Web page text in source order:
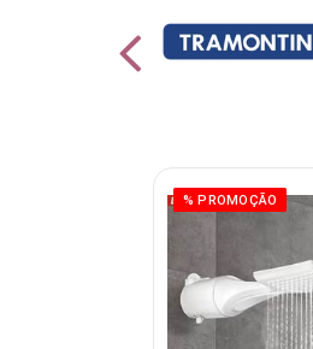
% PROMOÇÃO